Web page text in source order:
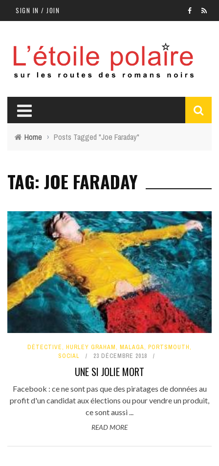
SIGN IN / JOIN
Home › Posts Tagged "Joe Faraday"
TAG: JOE FARADAY
DÉTECTIVE, HURLEY GRAHAM, MALAGA, PORTSMOUTH,
SOCIAL
23 DÉCEMBRE 2018
UNE SI JOLIE MORT
Facebook : ce ne sont pas que des piratages de données au
profit d'un candidat aux élections ou pour vendre un produit,
ce sont aussi ...
READ MORE